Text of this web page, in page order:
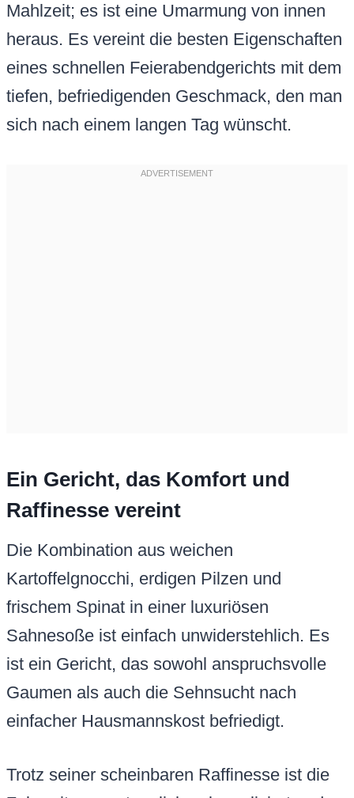
Mahlzeit; es ist eine Umarmung von innen
heraus. Es vereint die besten Eigenschaften
eines schnellen Feierabendgerichts mit dem
tiefen, befriedigenden Geschmack, den man
sich nach einem langen Tag wünscht.
Ein Gericht, das Komfort und
Raffinesse vereint
Die Kombination aus weichen
Kartoffelgnocchi, erdigen Pilzen und
frischem Spinat in einer luxuriösen
Sahnesoße ist einfach unwiderstehlich. Es
ist ein Gericht, das sowohl anspruchsvolle
Gaumen als auch die Sehnsucht nach
einfacher Hausmannskost befriedigt.
Trotz seiner scheinbaren Raffinesse ist die